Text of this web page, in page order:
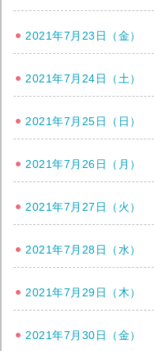
2021年7月23日（金）
2021年7月24日（土）
2021年7月25日（日）
2021年7月26日（月）
2021年7月27日（火）
2021年7月28日（水）
2021年7月29日（木）
2021年7月30日（金）